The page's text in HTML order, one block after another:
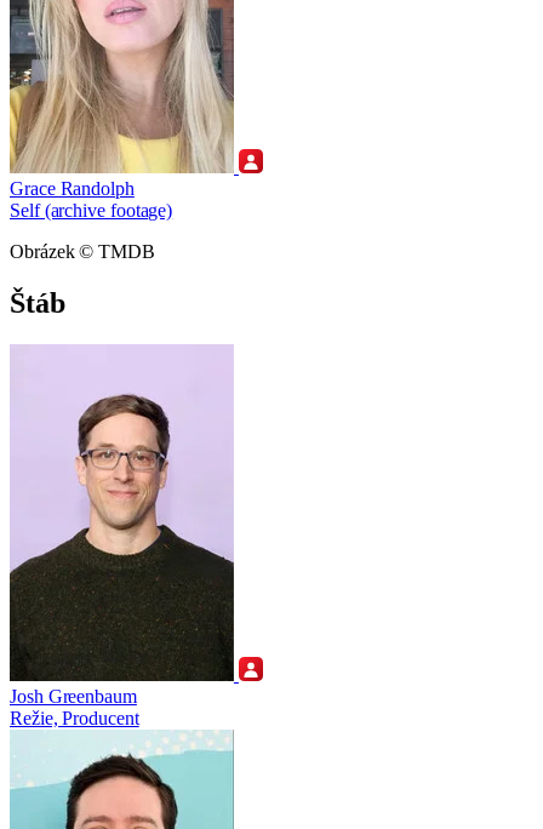
Grace Randolph
Self (archive footage)
Obrázek © TMDB
Štáb
Josh Greenbaum
Režie, Producent